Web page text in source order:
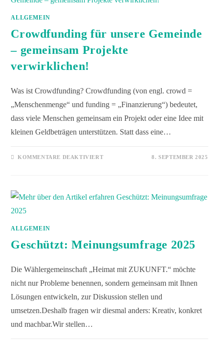
ALLGEMEIN
Crowdfunding für unsere Gemeinde
– gemeinsam Projekte
verwirklichen!
Was ist Crowdfunding? Crowdfunding (von engl. crowd =
„Menschenmenge“ und funding = „Finanzierung“) bedeutet,
dass viele Menschen gemeinsam ein Projekt oder eine Idee mit
kleinen Geldbeträgen unterstützen. Statt dass eine…
KOMMENTARE DEAKTIVIERT 8. SEPTEMBER 2025
ALLGEMEIN
Geschützt: Meinungsumfrage 2025
Die Wählergemeinschaft „Heimat mit ZUKUNFT.“ möchte
nicht nur Probleme benennen, sondern gemeinsam mit Ihnen
Lösungen entwickeln, zur Diskussion stellen und
umsetzen.Deshalb fragen wir diesmal anders: Kreativ, konkret
und machbar.Wir stellen…